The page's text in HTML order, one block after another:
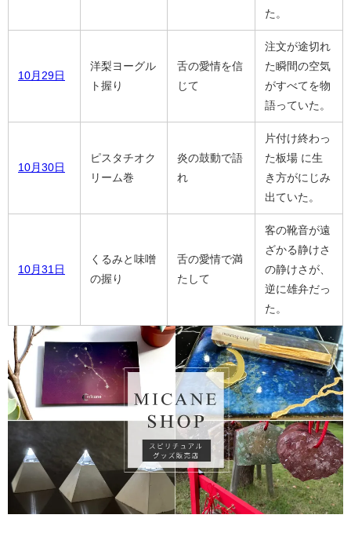
た。
10月29日
洋梨ヨーグル
ト握り
舌の愛情を信
じて
注文が途切れ
た瞬間の空気
がすべてを物
語っていた。
10月30日
ピスタチオク
リーム巻
炎の鼓動で語
れ
片付け終わっ
た板場 に生
き方がにじみ
出ていた。
10月31日
くるみと味噌
の握り
舌の愛情で満
たして
客の靴音が遠
ざかる静けさ
の静けさが、
逆に雄弁だっ
た。